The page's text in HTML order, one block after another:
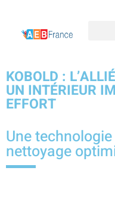
KOBOLD :
UN INTÉRIEUR
EFFORT
Une
nettoyage